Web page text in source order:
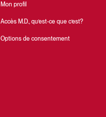
Mon profil
Accès M.D., qu’est-ce que c’est?
Options de consentement